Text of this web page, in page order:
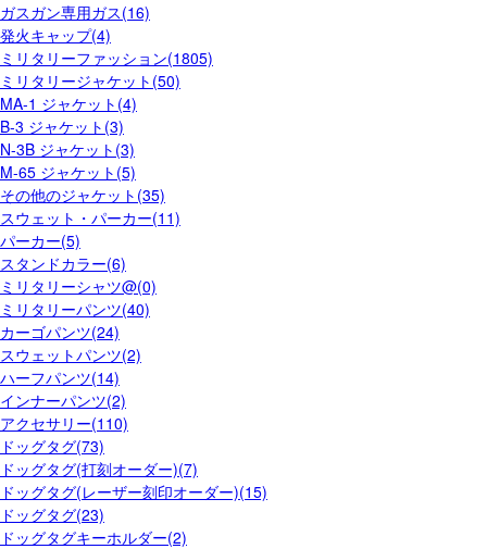
ガスガン専用ガス(16)
発火キャップ(4)
ミリタリーファッション(1805)
ミリタリージャケット(50)
MA-1 ジャケット(4)
B-3 ジャケット(3)
N-3B ジャケット(3)
M-65 ジャケット(5)
その他のジャケット(35)
スウェット・パーカー(11)
パーカー(5)
スタンドカラー(6)
ミリタリーシャツ@(0)
ミリタリーパンツ(40)
カーゴパンツ(24)
スウェットパンツ(2)
ハーフパンツ(14)
インナーパンツ(2)
アクセサリー(110)
ドッグタグ(73)
ドッグタグ(打刻オーダー)(7)
ドッグタグ(レーザー刻印オーダー)(15)
ドッグタグ(23)
ドッグタグキーホルダー(2)